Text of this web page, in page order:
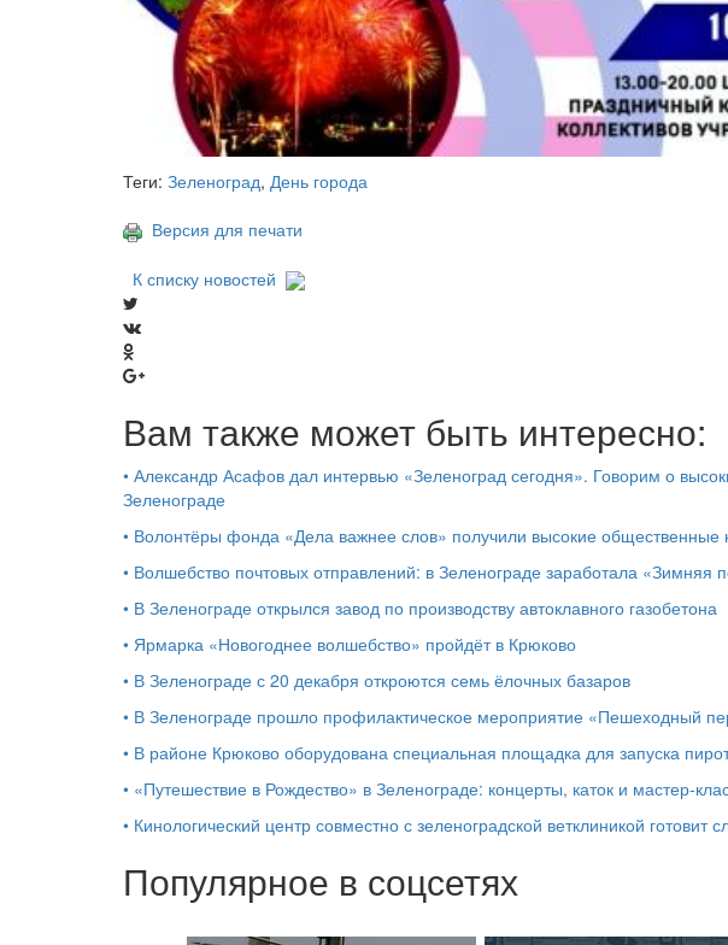
Теги: Зеленоград, День города
Версия для печати
К списку новостей
Вам также может быть интересно:
• Александр Асафов дал интервью «Зеленоград сегодня». Говорим о
Зеленограде
• Волонтёры фонда «Дела важнее слов» получили высокие
• Волшебство почтовых отправлений: в Зеленограде заработала «Зимняя
• В Зеленограде открылся завод по производству автоклавного газобетона
• Ярмарка «Новогоднее волшебство» пройдёт в Крюково
• В Зеленограде с 20 декабря откроются семь ёлочных базаров
• В Зеленограде прошло профилактическое мероприятие «Пешеходный
• В районе Крюково оборудована специальная площадка для запуска
• «Путешествие в Рождество» в Зеленограде: концерты, каток и
• Кинологический центр совместно с зеленоградской ветклиникой
Популярное в соцсетях